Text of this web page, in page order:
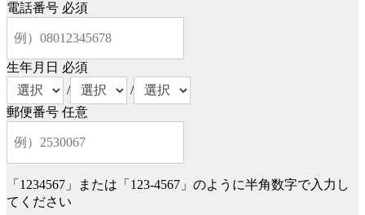
電話番号 必須
生年月日 必須
/
/
郵便番号 任意
「1234567」または「123-4567」のように半角数字で入力し
てください